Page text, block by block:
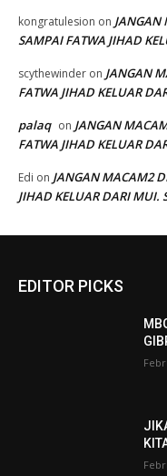
kongratulesion on JANGAN
SAMPAI FATWA JIHAD
scythewinder on JANGAN
FATWA JIHAD KELUAR
palaq on JANGAN
FATWA JIHAD KELUAR
Edi on JANGAN MACAM2
JIHAD KELUAR DARI MUI.
EDITOR PICKS